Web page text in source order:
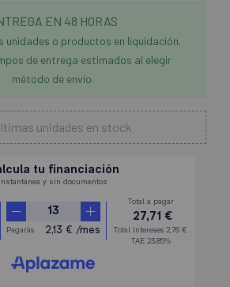
EN 48 HORAS
unidades o productos en liquidación.
de entrega estimados al elegir
método de envío.
unidades en stock